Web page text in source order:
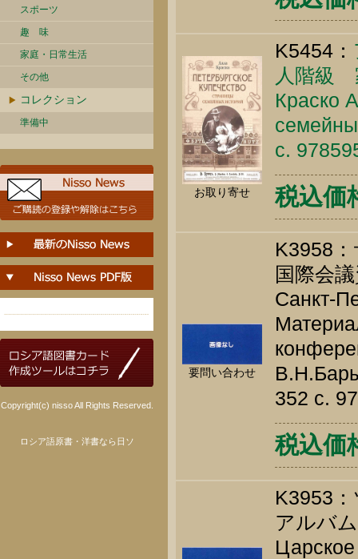
スポーツ
趣 味
家庭・日常生活
その他
コレクション
準備中
Copyright(c) nisso All Rights Reserved.
ロシア語原書・洋書なら日ソ
お取り寄せ
K5454：
人階級
Краско
c.
税込価
要問い合わせ
K3958
国際会
Санкт-
352 c.
税込価
K3953
アルバ